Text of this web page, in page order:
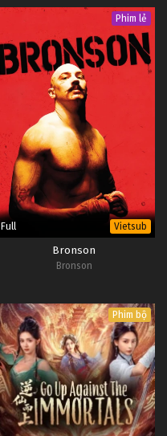
Phim lẻ
Full Vietsub
Bronson
Bronson
Phim bộ